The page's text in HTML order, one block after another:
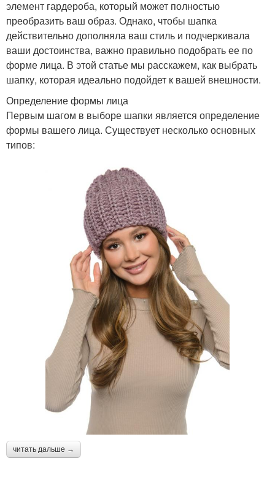
элемент гардероба, который может полностью
преобразить ваш образ. Однако, чтобы шапка
действительно дополняла ваш стиль и подчеркивала
ваши достоинства, важно правильно подобрать ее по
форме лица. В этой статье мы расскажем, как выбрать
шапку, которая идеально подойдет к вашей внешности.
Определение формы лица
Первым шагом в выборе шапки является определение
формы вашего лица. Существует несколько основных
типов:
читать дальше →